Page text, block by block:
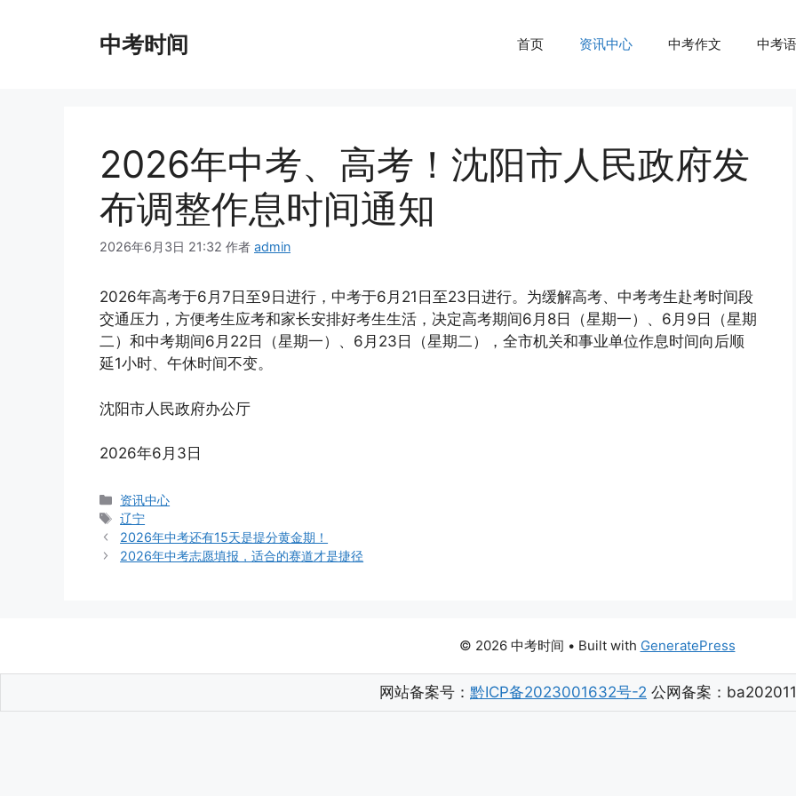
中考时间 首页 资讯中心 中考作文 中考
2026年中考、高考！沈阳市人民政府发
布调整作息时间通知
2026年6月3日 21:32 作者 admin
2026年高考于6月7日至9日进行，中考于6月21日至23日进行。为缓解高考、中考考生赴考时间段
交通压力，方便考生应考和家长安排好考生生活，决定高考期间6月8日（星期一）、6月9日（星期
二）和中考期间6月22日（星期一）、6月23日（星期二），全市机关和事业单位作息时间向后顺
延1小时、午休时间不变。
沈阳市人民政府办公厅
2026年6月3日
分
类
资讯中心
标
签
辽宁
2026年中考还有15天是提分黄金期！
2026年中考志愿填报，适合的赛道才是捷径
© 2026 中考时间 • Built with GeneratePress
网站备案号： 黔ICP备2023001632号-2 公网备案：